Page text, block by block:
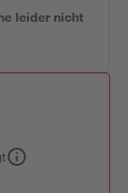
leider nicht